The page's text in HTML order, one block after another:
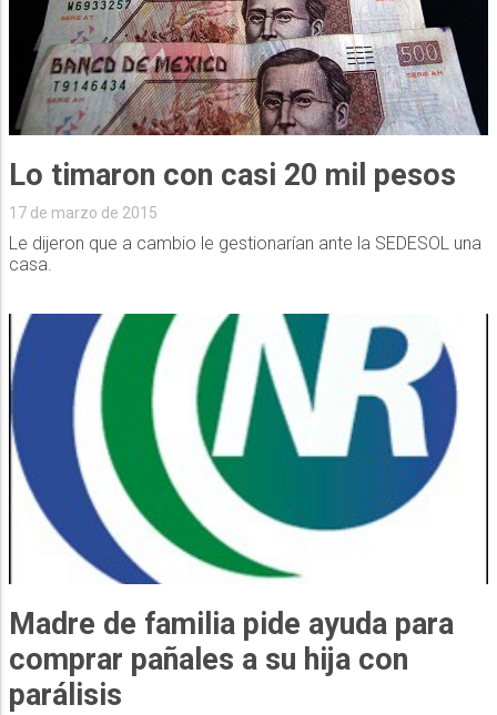
Lo timaron con casi 20 mil pesos
17 de marzo de 2015
Le dijeron que a cambio le gestionarían ante la SEDESOL una
casa.
Madre de familia pide ayuda para
comprar pañales a su hija con
parálisis